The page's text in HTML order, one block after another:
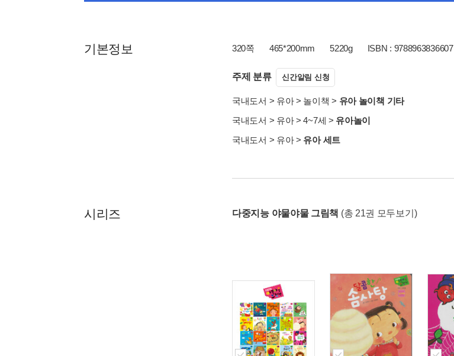
기본정보 320쪽 465*200mm 5220g ISBN : 9788963836607
주제 분류 신간알림 신청
국내도서 > 유아> 놀이책 > 유아 놀이책 기타
국내도서 > 유아>4~7세 > 유아놀이
국내도서 > 유아> 유아 세트
시리즈 다중지능 야물야물 그림책 (총 21권 모두보기)